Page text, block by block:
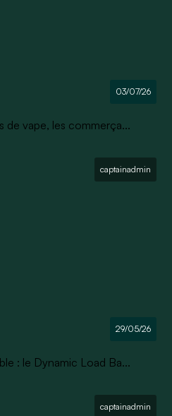
03/07/26
de vape, les commerça...
captainadmin
29/05/26
: le Dynamic Load Ba...
captainadmin